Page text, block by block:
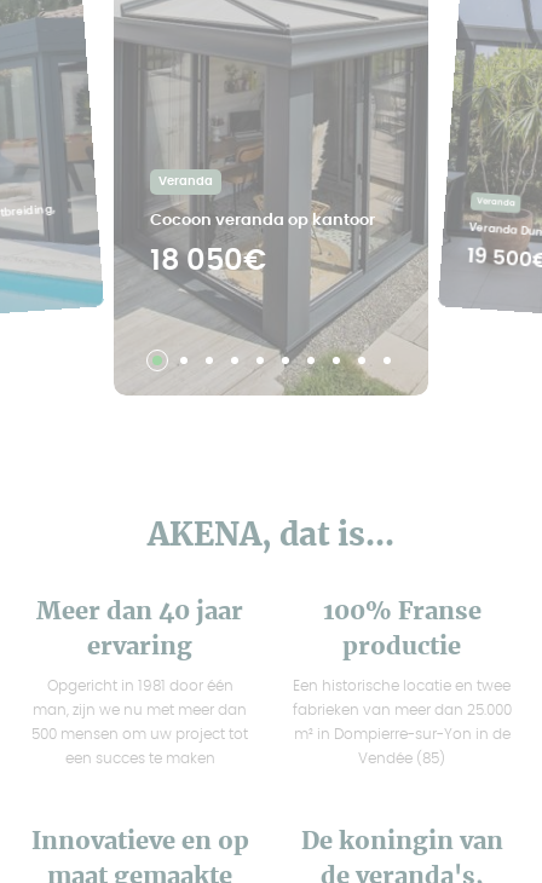
18 050€
Cocoon veranda op kantoor
Veranda
19
Veranda
Veranda
AKENA, dat is...
Meer dan 40 jaar
ervaring
Opgericht in 1981 door één
man, zijn we nu met meer dan
500 mensen om uw project tot
een succes te maken
100% Franse
productie
Een historische locatie en twee
fabrieken van meer dan 25.000
m² in Dompierre-sur-Yon in de
Vendée (85)
Innovatieve en op
maat gemaakte
De koningin van
de veranda's,